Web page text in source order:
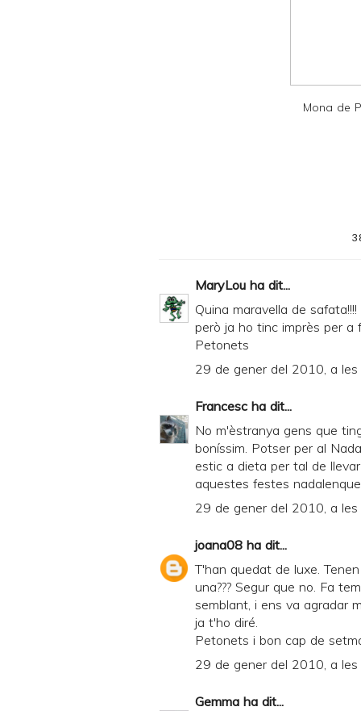
F
Mona de
MaryLou ha dit...
Quina maravella de
però ja ho tinc imprès per a
Petonets
29 de gener del 2010, a
Francesc ha dit...
No m'èstranya gens que
boníssim. Potser per al
estic a dieta per tal de
aquestes festes
29 de gener del 2010, a
joana08 ha dit...
T'han quedat de luxe.
una??? Segur que no. Fa
semblant, i ens va agradar
ja t'ho diré.
Petonets i bon cap de
29 de gener del 2010, a
Gemma ha dit...